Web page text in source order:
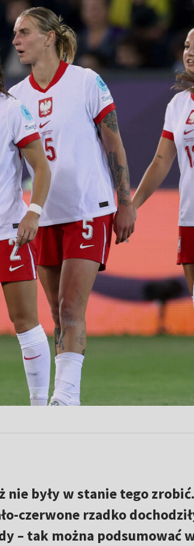
nie były w stanie tego zrobić.
czerwone rzadko
– tak można podsumować